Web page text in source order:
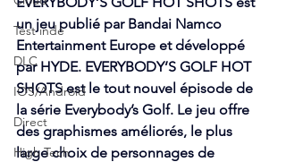
Test indé
DLC
IOS/Android
Direct
High Tech
un jeu publié par Bandai Namco
Entertainment Europe et développé
par HYDE. EVERYBODY’S GOLF HOT
SHOTS est le tout nouvel épisode de
la série Everybody’s Golf. Le jeu offre
des graphismes améliorés, le plus
large choix de personnages de